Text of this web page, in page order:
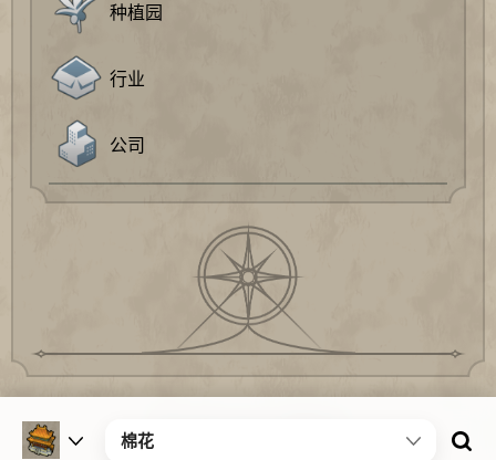
种植园
行业
公司
粤ICP备2025423477号
棉花